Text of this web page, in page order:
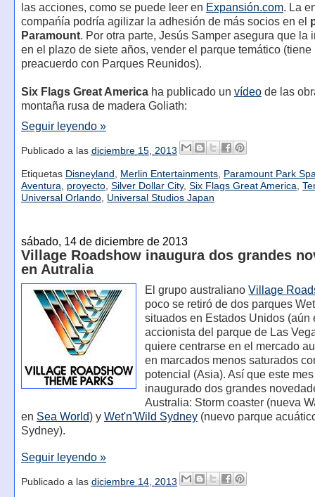
las acciones, como se puede leer en Expansión.com. La
compańía podría agilizar la adhesión de más socios en el
Paramount. Por otra parte, Jesús Samper asegura que la
en el plazo de siete años, vender el parque temático (tiene
preacuerdo con Parques Reunidos).
Six Flags Great Americaha publicado un vídeode las
montaña rusa de madera Goliath:
Seguir leyendo »
Publicado a las diciembre 15, 2013
Etiquetas Disneyland Merlin Entertainments,
Paramount Park
Aventura
proyecto, Silver Dollar City, Six Flags Great America
Universal Orlando, Universal Studios Japan
sábado, 14 de diciembre de 2013
Village Roadshow inaugura dos grandes
en Autralia
El grupo australianoVillage
poco se retiró de dos parques
situados en Estados Unidos (aún
accionista del parque de Las
quiere centrarse en el mercado
en marcados menos saturados
potencial (Asia). Así que este
inaugurado dos grandes
Australia: Storm coaster (nueva
en Sea World) y Wet'n'Wild Sydney(nuevo parque
Sydney).
Seguir leyendo »
Publicado a las diciembre 14, 2013